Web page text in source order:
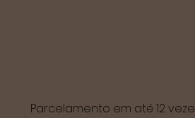
Parcelamento em até 12